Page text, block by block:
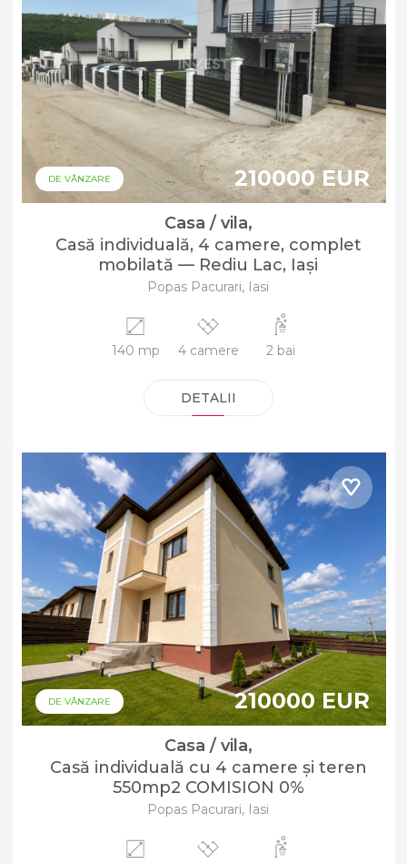
DE VÂNZARE 210000 EUR
Casa / vila,
Casă individuală, 4 camere, complet
mobilată — Rediu Lac, Iași
Popas Pacurari, Iasi
140 mp 4 camere 2 bai
DETALII
DE VÂNZARE 210000 EUR
Casa / vila,
Casă individuală cu 4 camere și teren
550mp2 COMISION 0%
Popas Pacurari, Iasi